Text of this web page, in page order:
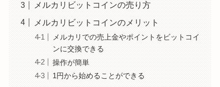
メルカリビットコインの売り方
メルカリビットコインのメリット
メルカリでの売上金やポイントをビットコイ
ンに交換できる
操作が簡単
1円から始めることができる